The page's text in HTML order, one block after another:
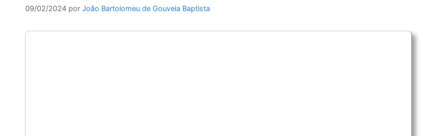
09/02/2024 por João Bartolomeu de Gouveia Baptista